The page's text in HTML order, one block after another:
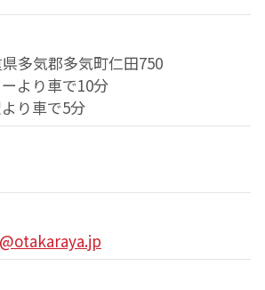
多気郡多気町仁田750
より車で10分
り車で5分